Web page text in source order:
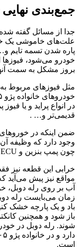
جمع‌بندی نهایی
جدا از مسائل گفته شده
علت‌های خاموشی یک
پاره شدن تسمه تایم
خودرو می‌شود،
بروز مشکل به سمت
مثل فیوز‌های مربوط
در انواع پراید و یا
قدیمی‌تر و… .
ضمن اینکه در
وجود دارد که وظیفه
چون پمپ بنزین و ECU است.
خرابی این قطعه نیز
مواقع نیز پیش می‌آید
آب بر روی رله دوبل،
زمان می‌بایست رله
باد و یک پارچه خشک
باز شود و همچنین
شوند. رله دوبل در
است.